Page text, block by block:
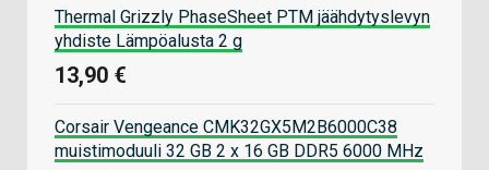
Thermal Grizzly PhaseSheet PTM jäähdytyslevyn
yhdiste Lämpöalusta 2 g
13,90 €
Corsair Vengeance CMK32GX5M2B6000C38
muistimoduuli 32 GB 2 x 16 GB DDR5 6000 MHz